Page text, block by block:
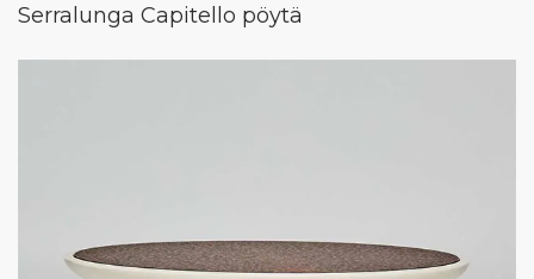
Serralunga Capitello pöytä